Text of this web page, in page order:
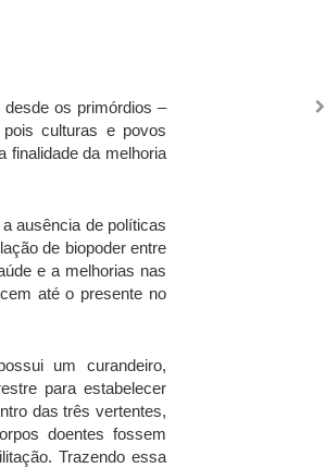
os primórdios –
culturas e povos
finalidade da melhoria
ausência de políticas
de biopoder entre
e a melhorias nas
até o presente no
um curandeiro,
para estabelecer
das três vertentes,
doentes fossem
Trazendo essa